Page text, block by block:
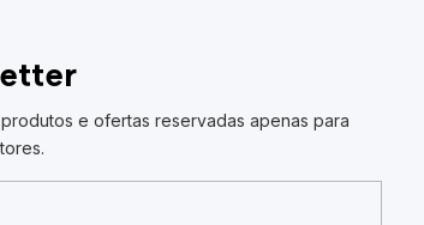
e ofertas reservadas apenas para